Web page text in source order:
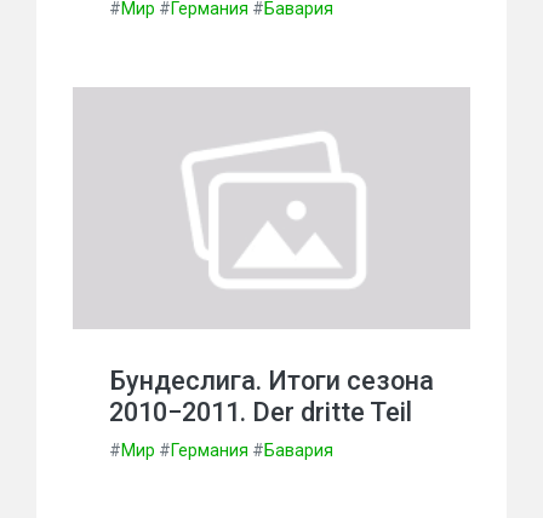
#Мир #Германия #Бавария
Бундеслига. Итоги сезона
2010−2011. Der dritte Teil
#Мир #Германия #Бавария